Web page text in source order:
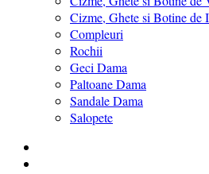
Cizme, Ghete si Botine de
Compleuri
Rochii
Geci Dama
Paltoane Dama
Sandale Dama
Salopete